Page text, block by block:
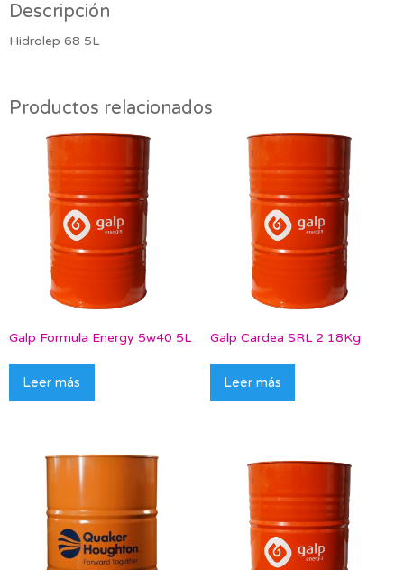
Descripción
Hidrolep 68 5L
Productos relacionados
Galp Formula Energy 5w40 5L
Leer más
Galp Cardea SRL 2 18Kg
Leer más